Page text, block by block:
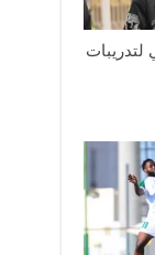
لتدريبات